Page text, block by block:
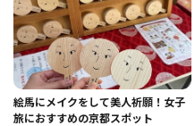
絵馬にメイクをして美人祈願！女子
旅におすすめの京都スポット